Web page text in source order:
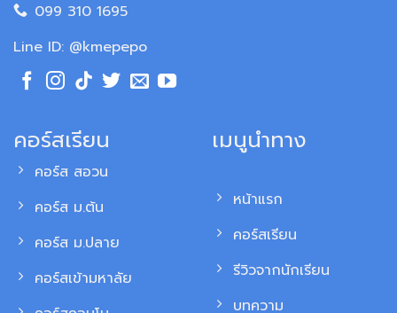
099 310 1695
Line ID: @kmepepo
คอร์สเรียน
คอร์ส สอวน
คอร์ส ม.ต้น
คอร์ส ม.ปลาย
คอร์สเข้ามหาลัย
เมนูนำทาง
หน้าแรก
คอร์สเรียน
รีวิวจากนักเรียน
บทความ